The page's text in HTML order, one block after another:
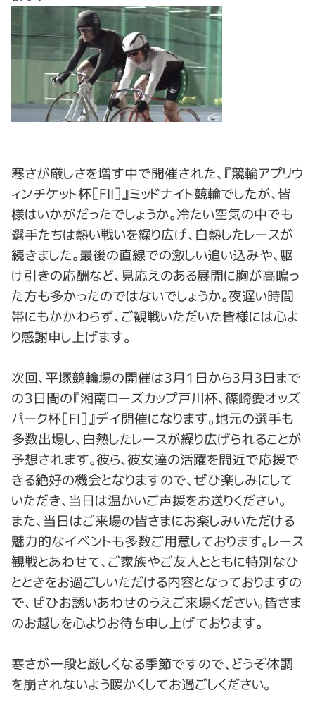
寒さが厳しさを増す中で開催された、『競輪アプリウ
ィンチケット杯［FⅡ］』ミッドナイト競輪でしたが、皆
様はいかがだったでしょうか。冷たい空気の中でも
選手たちは熱い戦いを繰り広げ、白熱したレースが
続きました。最後の直線での激しい追い込みや、駆
け引きの応酬など、見応えのある展開に胸が高鳴っ
た方も多かったのではないでしょうか。夜遅い時間
帯にもかかわらず、ご観戦いただいた皆様には心よ
り感謝申し上げます。
次回、平塚競輪場の開催は3月１日から3月3日まで
の３日間の『湘南ローズカップ戸川杯、篠崎愛オッズ
パーク杯［FⅠ］』デイ開催になります。地元の選手も
多数出場し、白熱したレースが繰り広げられることが
予想されます。彼ら、彼女達の活躍を間近で応援で
きる絶好の機会となりますので、ぜひ楽しみにして
いただき、当日は温かいご声援をお送りください。
また、当日はご来場の皆さまにお楽しみいただける
魅力的なイベントも多数ご用意しております。レース
観戦とあわせて、ご家族やご友人とともに特別なひ
とときをお過ごしいただける内容となっておりますの
で、ぜひお誘いあわせのうえご来場ください。皆さま
のお越しを心よりお待ち申し上げております。
寒さが一段と厳しくなる季節ですので、どうぞ体調
を崩されないよう暖かくしてお過ごしください。